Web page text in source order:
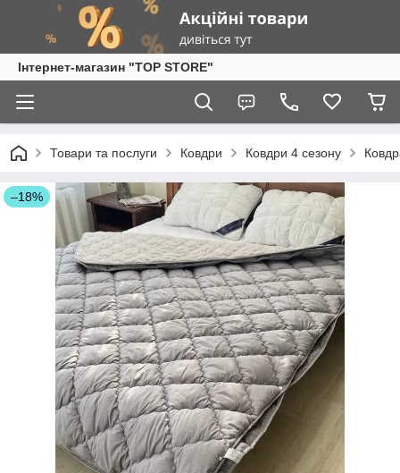
Інтернет-магазин "TOP STORE"
Товари та послуги Ковдри Ковдри 4 сезону
–18%